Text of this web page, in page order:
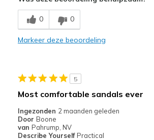
Comfortable
Minpunten
They do run big, do not size up for half sizes
View On Shoes
Shoes are for Wearing
0 0
Markeer deze beoordeling
5
Most comfortable sandals ever
Ingezonden 2 maanden geleden
Door Boone
van Pahrump, NV
Describe Yourself Practical